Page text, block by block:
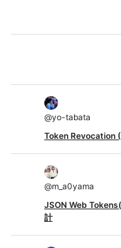
@yo-tabata
Token Revocation
@m_a0yama
JSON Web
計